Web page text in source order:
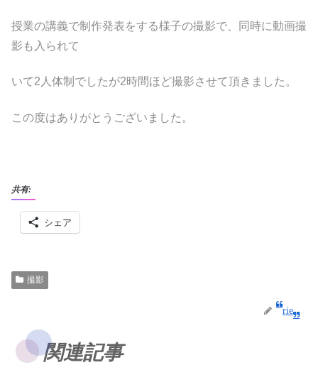
授業の講義で制作発表をする様子の撮影で、同時に動画撮
影も入られて
いて2人体制でしたが2時間ほど撮影させて頂きました。
この度はありがとうございました。
共有:
シェア
撮影
rie
関連記事